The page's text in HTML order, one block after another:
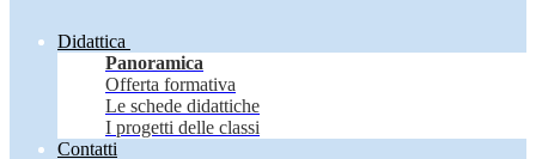
Didattica
Panoramica
Offerta formativa
Le schede didattiche
I progetti delle classi
Contatti